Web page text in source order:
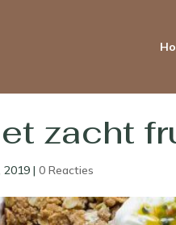
zacht
2019 |0 Reacties